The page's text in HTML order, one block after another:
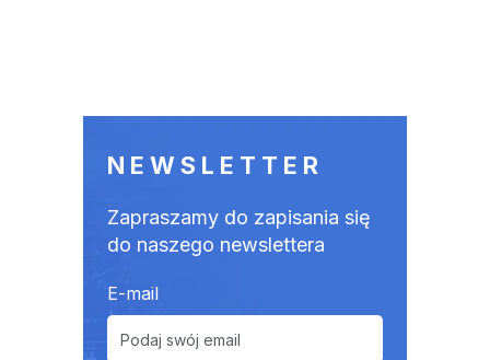
NEWSLETTER
Zapraszamy do zapisania się
do naszego newslettera
E-mail